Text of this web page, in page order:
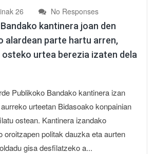
26 No Responses
kantinera joan den
alardean parte hartu arren,
osteko urtea berezia izaten dela
Publikoko Bandako kantinera izan
urteetan Bidasoako konpainian
ostean. Kantinera izandako
oroitzapen politak dauzka eta aurten
gisa desfilatzeko a...